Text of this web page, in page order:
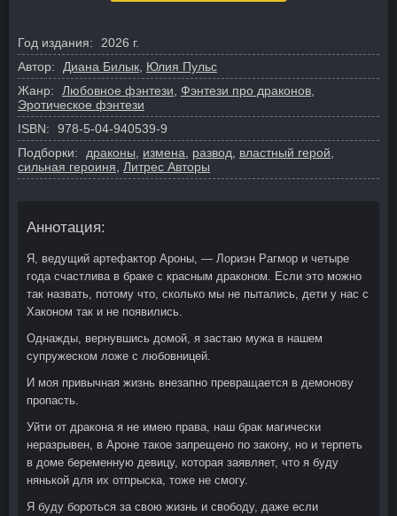
Год издания:
2026 г.
Автор:
Диана Билык Юлия Пульс
Жанр:
Любовное фэнтези Фэнтези про драконов
Эротическое фэнтези
ISBN:
978-5-04-940539-9
Подборки:
драконы измена развод властный герой
сильная героиня
Литрес Авторы
Аннотация:
Я, ведущий артефактор Ароны, — Лориэн Рагмор и четыре
года счастлива в браке с красным драконом. Если это можно
так назвать, потому что, сколько мы не пытались, дети у нас с
Хаконом так и не появились.
Однажды, вернувшись домой, я застаю мужа в нашем
супружеском ложе с любовницей.
И моя привычная жизнь внезапно превращается в демонову
пропасть.
Уйти от дракона я не имею права, наш брак магически
неразрывен, в Ароне такое запрещено по закону, но и терпеть
в доме беременную девицу, которая заявляет, что я буду
нянькой для их отпрыска, тоже не смогу.
Я буду бороться за свою жизнь и свободу, даже если